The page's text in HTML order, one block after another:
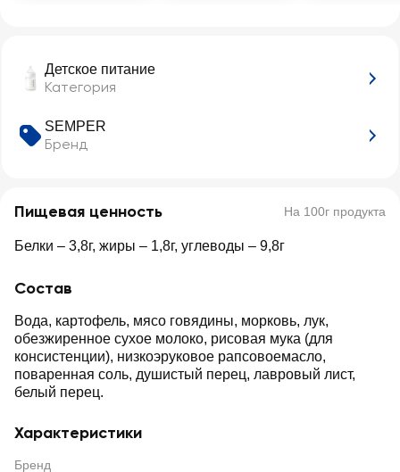
Детское питание
Категория
SEMPER
Бренд
Пищевая ценность На 100г продукта
Белки – 3,8г, жиры – 1,8г, углеводы – 9,8г
Состав
Вода, картофель, мясо говядины, морковь, лук,
обезжиренное сухое молоко, рисовая мука (для
консистенции), низкоэруковое рапсовоемасло,
поваренная соль, душистый перец, лавровый лист,
белый перец.
Характеристики
Бренд